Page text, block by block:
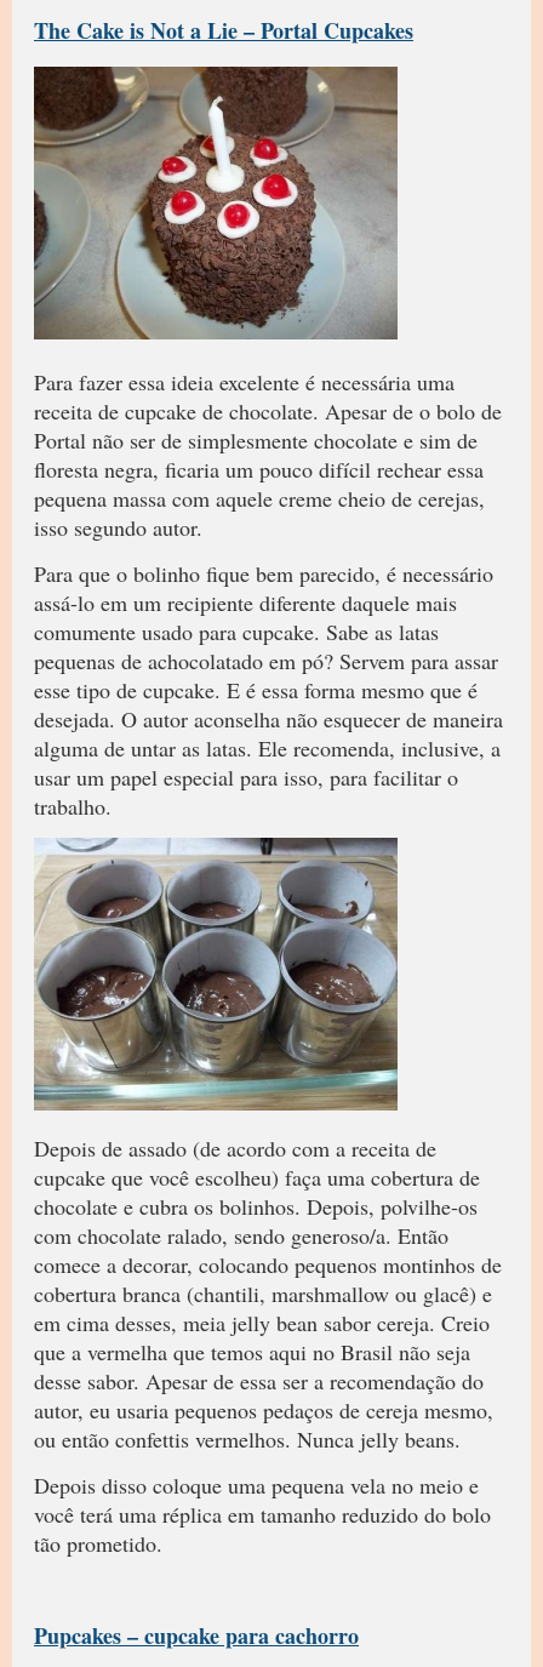
The Cake is Not a Lie – Portal Cupcakes
Para fazer essa ideia excelente é necessária uma
receita de cupcake de chocolate. Apesar de o bolo de
Portal não ser de simplesmente chocolate e sim de
floresta negra, ficaria um pouco difícil rechear essa
pequena massa com aquele creme cheio de cerejas,
isso segundo autor.
Para que o bolinho fique bem parecido, é necessário
assá-lo em um recipiente diferente daquele mais
comumente usado para cupcake. Sabe as latas
pequenas de achocolatado em pó? Servem para assar
esse tipo de cupcake. E é essa forma mesmo que é
desejada. O autor aconselha não esquecer de maneira
alguma de untar as latas. Ele recomenda, inclusive, a
usar um papel especial para isso, para facilitar o
trabalho.
Depois de assado (de acordo com a receita de
cupcake que você escolheu) faça uma cobertura de
chocolate e cubra os bolinhos. Depois, polvilhe-os
com chocolate ralado, sendo generoso/a. Então
comece a decorar, colocando pequenos montinhos de
cobertura branca (chantili, marshmallow ou glacê) e
em cima desses, meia jelly bean sabor cereja. Creio
que a vermelha que temos aqui no Brasil não seja
desse sabor. Apesar de essa ser a recomendação do
autor, eu usaria pequenos pedaços de cereja mesmo,
ou então confettis vermelhos. Nunca jelly beans.
Depois disso coloque uma pequena vela no meio e
você terá uma réplica em tamanho reduzido do bolo
tão prometido.
Pupcakes – cupcake para cachorro